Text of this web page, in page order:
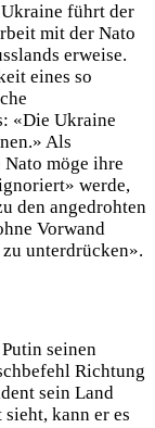
führt der
mit der Nato
erweise.
eines so
«Die Ukraine
Als
möge ihre
werde,
den angedrohten
Vorwand
unterdrücken».
seinen
Richtung
sein Land
kann er es